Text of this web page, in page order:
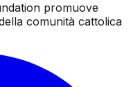
promuove
comunità cattolica